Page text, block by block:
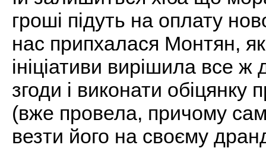
гроші підуть на оплату
нас припхалася Монтян,
ініціативи вирішила все ж
згоди і виконати обіцянку
(вже провела, причому
везти його на своєму